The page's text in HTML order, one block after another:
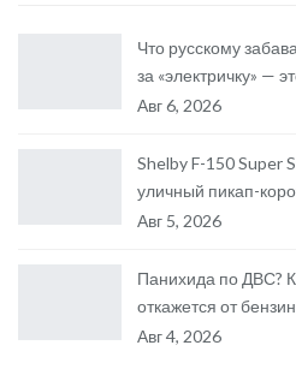
Что русскому
за «электричку» —
Авг 6, 2026
Shelby F-150 Super
уличный пикап-
Авг 5, 2026
Панихида по ДВС?
откажется от
Авг 4, 2026